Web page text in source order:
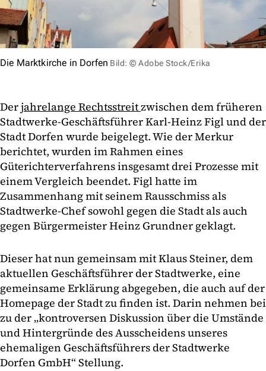
Die Marktkirche in Dorfen Bild: © Adobe Stock/Erika
Derjahrelange Rechtsstreitzwischen dem früheren
Stadtwerke-Geschäftsführer Karl-Heinz Figl und der
Stadt Dorfen wurde beigelegt. Wie der Merkur
berichtet, wurden im Rahmen eines
Güterichterverfahrens insgesamt drei Prozesse mit
einem Vergleich beendet. Figl hatte im
Zusammenhang mit seinem Rausschmiss als
Stadtwerke-Chef sowohl gegen die Stadt als auch
gegen Bürgermeister Heinz Grundner geklagt.
Dieser hat nun gemeinsam mit Klaus Steiner, dem
aktuellen Geschäftsführer der Stadtwerke, eine
gemeinsame Erklärung abgegeben, die auch auf der
Homepage der Stadt zu finden ist. Darin nehmen bei
zu der „kontroversen Diskussion über die Umstände
und Hintergründe des Ausscheidens unseres
ehemaligen Geschäftsführers der Stadtwerke
Dorfen GmbH“ Stellung.